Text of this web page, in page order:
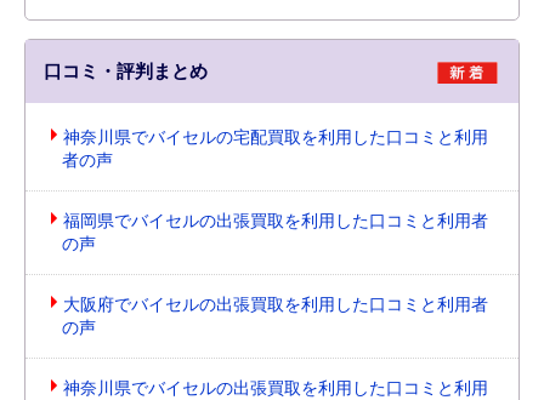
口コミ・評判まとめ
神奈川県でバイセルの宅配買取を利用した口コミと利用
者の声
福岡県でバイセルの出張買取を利用した口コミと利用者
の声
大阪府でバイセルの出張買取を利用した口コミと利用者
の声
神奈川県でバイセルの出張買取を利用した口コミと利用